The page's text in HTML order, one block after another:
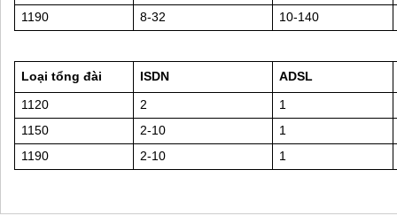
1190
8-32 10-140
Loại tổng đài ISDN
ADSL
1120
2
1
1150
2-10
1
1190
2-10 1